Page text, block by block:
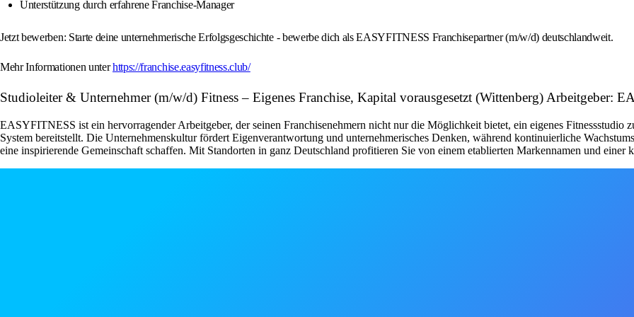
Unterstützung durch erfahrene Franchise-Manager
Jetzt bewerben: Starte deine unternehmerische Erfolgsgeschichte - bewerbe dich als EASYFITNESS Franchisepartner (m/w/d) deutschlandweit.
Mehr Informationen unterhttps://franchise.easyfitness.club/
Studioleiter & Unternehmer (m/w/d) Fitness – Eigenes Franchise, Kapital vorausgesetzt (Wittenberg) Arbeitgeber:
EASYFITNESS ist ein hervorragender Arbeitgeber, der seinen Franchisenehmern nicht nur die Möglichkeit bietet, ein eigenes Fitnessstudio
System bereitstellt. Die Unternehmenskultur fördert Eigenverantwortung und unternehmerisches Denken, während kontinuierliche
eine inspirierende Gemeinschaft schaffen. Mit Standorten in ganz Deutschland profitieren Sie von einem etablierten Markennamen und